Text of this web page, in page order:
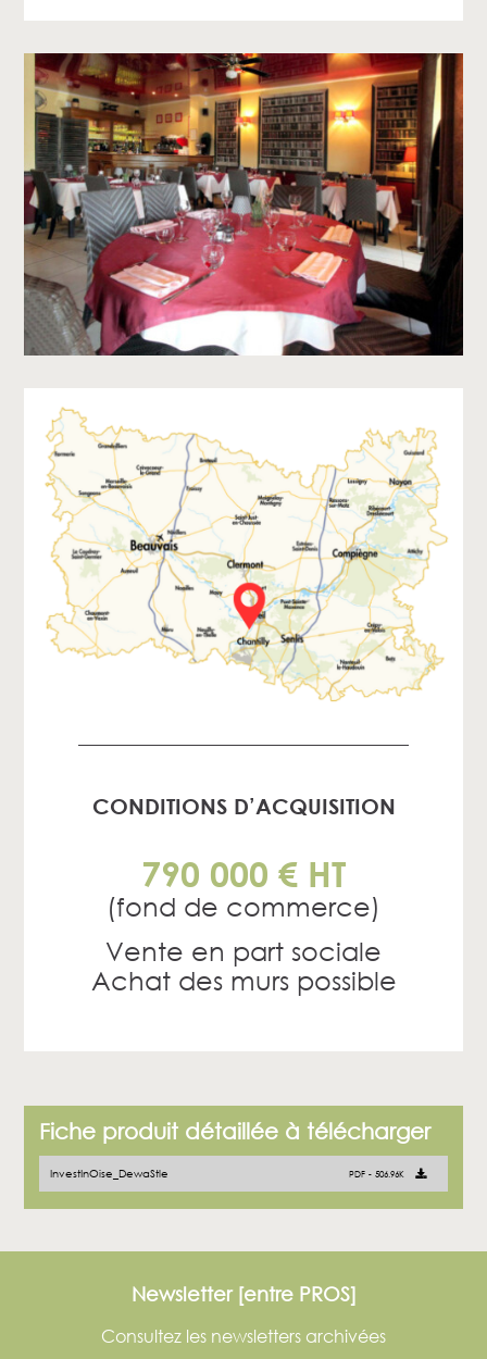
CONDITIONS D’ACQUISITION
790 000 € HT
(fond de commerce)
Vente en part sociale
Achat des murs possible
Fiche produit détaillée à télécharger
InvestInOise_DewaStle PDF 506.96K
Newsletter [entre PROS]
Consultez les newsletters archivées